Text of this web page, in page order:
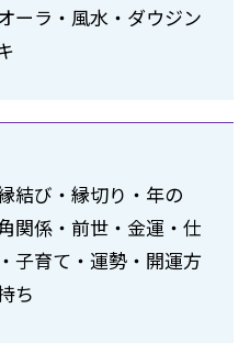
ーラ・風水・ダウジン
結び・縁切り・年の
関係・前世・金運・仕
子育て・運勢・開運方
ち